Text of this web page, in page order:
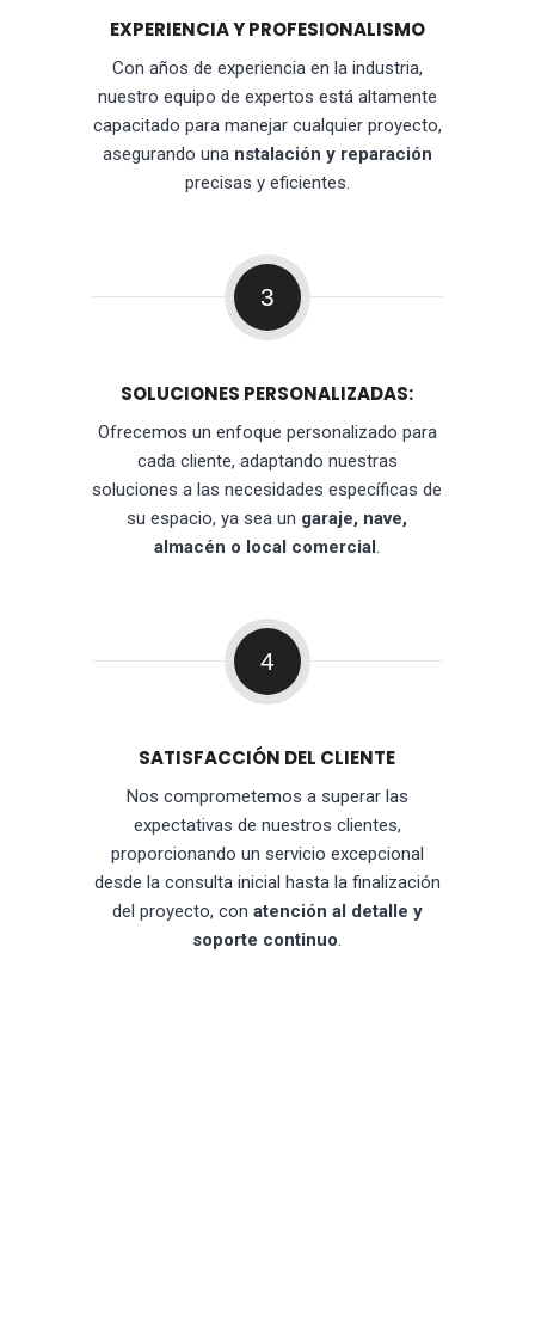
EXPERIENCIA Y PROFESIONALISMO
Con años de experiencia en la industria,
nuestro equipo de expertos está altamente
capacitado para manejar cualquier proyecto,
asegurando una nstalación y reparación
precisas y eficientes.
3
SOLUCIONES PERSONALIZADAS:
Ofrecemos un enfoque personalizado para
cada cliente, adaptando nuestras
soluciones a las necesidades específicas de
su espacio, ya sea un garaje, nave,
almacén o local comercial.
4
SATISFACCIÓN DEL CLIENTE
Nos comprometemos a superar las
expectativas de nuestros clientes,
proporcionando un servicio excepcional
desde la consulta inicial hasta la finalización
del proyecto, con atención al detalle y
soporte continuo.